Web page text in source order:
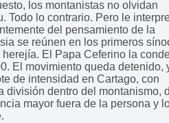
los montanistas no olvidan
Todo lo contrario. Pero le
del pensamiento de la
se reúnen en los primeros
El Papa Ceferino la
El movimiento queda detenido,
de intensidad en Cartago, con
división dentro del montanismo,
mayor fuera de la persona y